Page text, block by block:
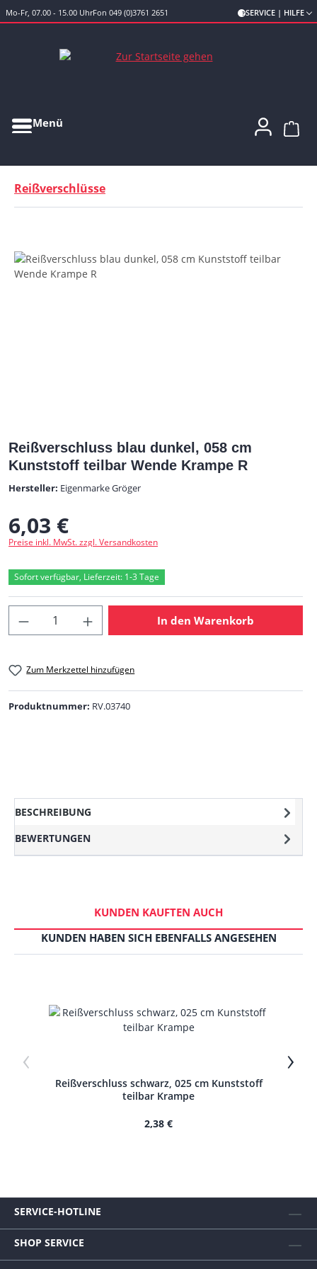
Zum Hauptinhalt springen
Mo-Fr, 07.00 - 15.00 UhrFon 049 (0)3761 2651 SERVICE | HILFE
Menü
Reißverschlüsse
Bildergalerie überspringen
Reißverschluss blau dunkel, 058 cm
Kunststoff teilbar Wende Krampe R
Hersteller: Eigenmarke Gröger
Regulärer Preis:
6,03 €
Preise inkl. MwSt. zzgl. Versandkosten
Sofort verfügbar, Lieferzeit: 1-3 Tage
Produkt Anzahl: Gib den gewünschten
In den Warenkorb
Zum Merkzettel hinzufügen
Produktnummer: RV.03740
BESCHREIBUNG
BEWERTUNGEN
KUNDEN KAUFTEN AUCH
KUNDEN HABEN SICH EBENFALLS ANGESEHEN
‹
Reißverschluss schwarz, 025 cm Kunststoff
teilbar Krampe
2,38 €
›
SERVICE-HOTLINE
SHOP SERVICE